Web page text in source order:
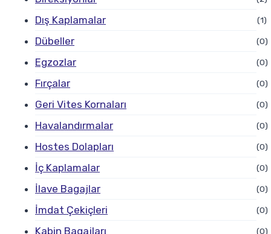
Dış Kaplamalar (1)
Dübeller (0)
Egzozlar (0)
Fırçalar (0)
Geri Vites Kornaları (0)
Havalandırmalar (0)
Hostes Dolapları (0)
İç Kaplamalar (0)
İlave Bagajlar (0)
İmdat Çekiçleri (0)
Kabin Bagajları (0)